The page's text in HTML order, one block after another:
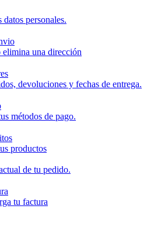
personales.
una dirección
devoluciones y fechas de entrega.
métodos de pago.
productos
de tu pedido.
tu factura